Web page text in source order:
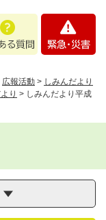
・
広報活動 > しみんだより
り > しみんだより平成